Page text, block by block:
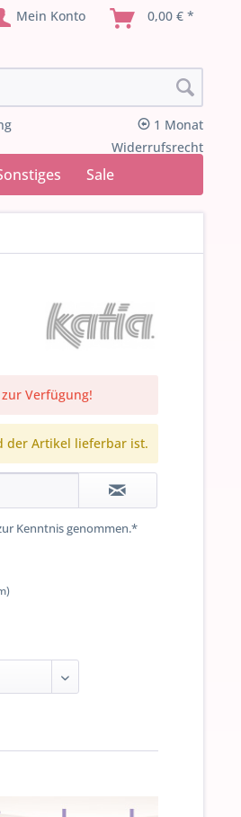
Mein Konto 0,00 € *
1 Monat
Widerrufsrecht
Sale
Verfügung!
der Artikel lieferbar ist.
Kenntnis genommen.*